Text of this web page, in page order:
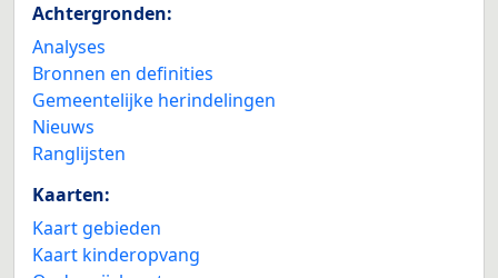
Achtergronden:
Analyses
Bronnen en definities
Gemeentelijke herindelingen
Nieuws
Ranglijsten
Kaarten:
Kaart gebieden
Kaart kinderopvang